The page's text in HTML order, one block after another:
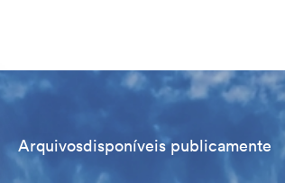
Arquivosdisponíveis publicamente